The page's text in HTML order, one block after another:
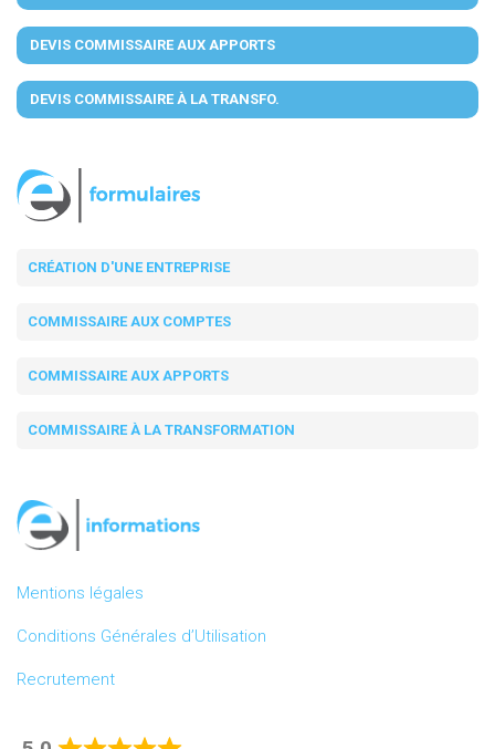
DEVIS COMMISSAIRE AUX APPORTS
DEVIS COMMISSAIRE À LA TRANSFO.
CRÉATION D'UNE ENTREPRISE
COMMISSAIRE AUX COMPTES
COMMISSAIRE AUX APPORTS
COMMISSAIRE À LA TRANSFORMATION
Mentions légales
Conditions Générales d’Utilisation
Recrutement